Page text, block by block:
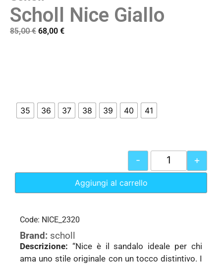
Scholl Nice Giallo
85,00€ 68,00 €
35 36 37 38 39 40 41
- +
Aggiungi al carrello
Code: NICE_2320
Brand: scholl
Descrizione: “Nice è il sandalo ideale per chi
ama uno stile originale con un tocco distintivo. I